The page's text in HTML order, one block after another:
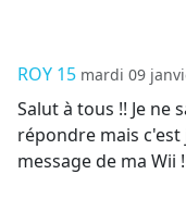
ROY 15 mardi 09
Salut à tous !! Je ne
répondre mais
message de ma Wii